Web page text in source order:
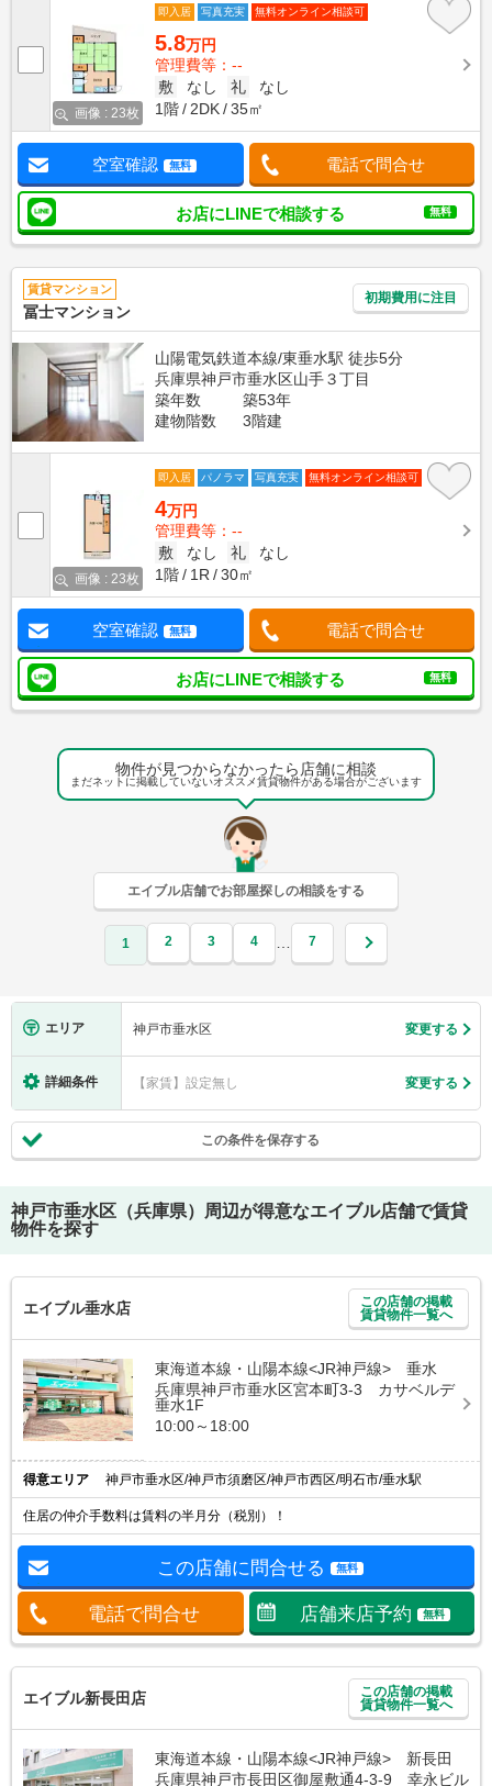
画像 : 23枚
即入居 写真充実 無料オンライン相談可
5.8万円
管理費等：--
敷
なし 礼
なし
1階
2DK 35㎡
空室確認 無料 電話で問合せ
お店にLINEで相談する 無料
賃貸マンション
冨士マンション
初期費用に注目
山陽電気鉄道本線/東垂水駅 徒歩5分
兵庫県神戸市垂水区山手３丁目
築年数
築53年
建物階数
3階建
画像 : 23枚
即入居 パノラマ 写真充実 無料オンライン相談可
4万円
管理費等：--
敷
なし 礼
なし
1階
1R 30㎡
空室確認 無料 電話で問合せ
お店にLINEで相談する 無料
物件が見つからなかったら店舗に相談
まだネットに掲載していないオススメ賃貸物件がある場合がございます
エイブル店舗でお部屋探しの相談をする
1 2 3 4 … 7
エリア 神戸市垂水区 変更する
詳細条件 【家賃】設定無し 変更する
この条件を保存する
神戸市垂水区（兵庫県）
周辺が得意なエイブル店舗で賃貸
物件を探す
エイブル垂水店
この店舗の掲載
賃貸物件一覧へ
東海道本線・山陽本線<JR神戸線> 垂水
兵庫県神戸市垂水区宮本町3-3 カサベルデ
垂水1F
10:00～18:00
得意エリア 神戸市垂水区/神戸市須磨区/神戸市西区/明石市/垂水駅
住居の仲介手数料は賃料の半月分（税別）！
この店舗に問合せる 無料
電話で問合せ 店舗来店予約 無料
エイブル新長田店
この店舗の掲載
賃貸物件一覧へ
東海道本線・山陽本線<JR神戸線> 新長田
兵庫県神戸市長田区御屋敷通4-3-9 幸永ビル